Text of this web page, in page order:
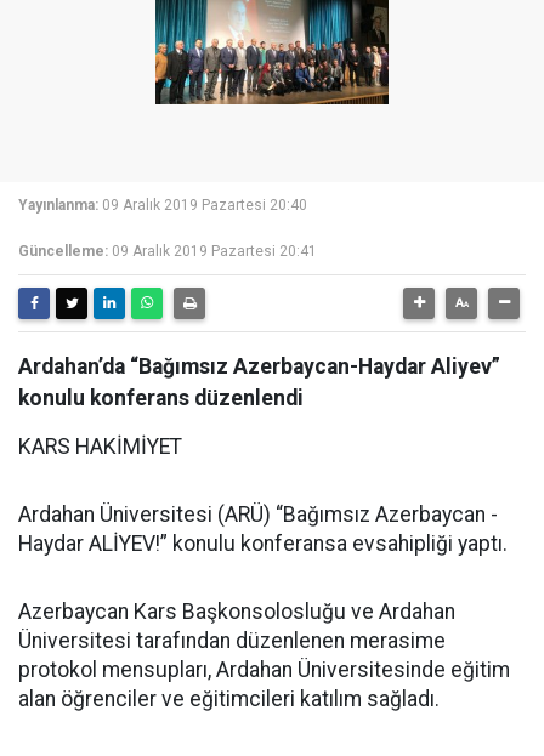
Yayınlanma: 09 Aralık 2019 Pazartesi 20:40
Güncelleme: 09 Aralık 2019 Pazartesi 20:41
Ardahan’da “Bağımsız Azerbaycan-Haydar Aliyev”
konulu konferans düzenlendi
KARS HAKİMİYET
Ardahan Üniversitesi (ARÜ) “Bağımsız Azerbaycan -
Haydar ALİYEV!” konulu konferansa evsahipliği yaptı.
Azerbaycan Kars Başkonsolosluğu ve Ardahan
Üniversitesi tarafından düzenlenen merasime
protokol mensupları, Ardahan Üniversitesinde eğitim
alan öğrenciler ve eğitimcileri katılım sağladı.